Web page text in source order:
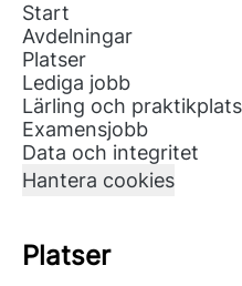
Start
Avdelningar
Platser
Lediga jobb
Lärling och praktikplats
Examensjobb
Data och integritet
Hantera cookies
Platser